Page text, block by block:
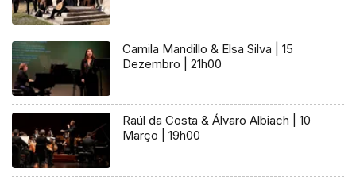
Camila Mandillo & Elsa Silva | 15
Dezembro | 21h00
Raúl da Costa & Álvaro Albiach | 10
Março | 19h00